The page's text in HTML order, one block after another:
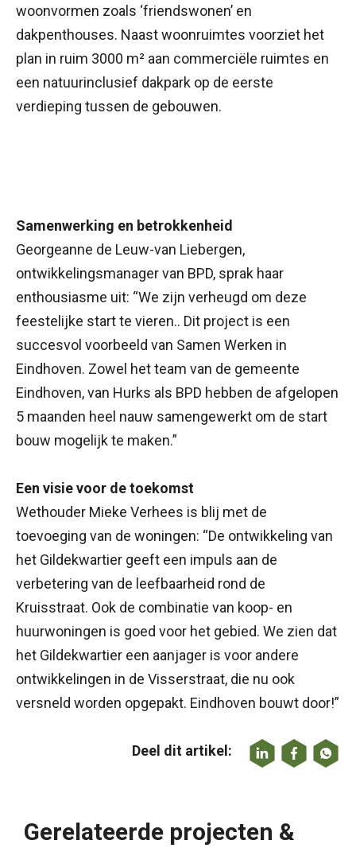
woonvormen zoals ‘friendswonen’ en
dakpenthouses. Naast woonruimtes voorziet het
plan in ruim 3000 m² aan commerciële ruimtes en
een natuurinclusief dakpark op de eerste
verdieping tussen de gebouwen.
Samenwerking en betrokkenheid
Georgeanne de Leuw-van Liebergen,
ontwikkelingsmanager van BPD, sprak haar
enthousiasme uit: “We zijn verheugd om deze
feestelijke start te vieren.. Dit project is een
succesvol voorbeeld van Samen Werken in
Eindhoven. Zowel het team van de gemeente
Eindhoven, van Hurks als BPD hebben de afgelopen
5 maanden heel nauw samengewerkt om de start
bouw mogelijk te maken.”
Een visie voor de toekomst
Wethouder Mieke Verhees is blij met de
toevoeging van de woningen: “De ontwikkeling van
het Gildekwartier geeft een impuls aan de
verbetering van de leefbaarheid rond de
Kruisstraat. Ook de combinatie van koop- en
huurwoningen is goed voor het gebied. We zien dat
het Gildekwartier een aanjager is voor andere
ontwikkelingen in de Visserstraat, die nu ook
versneld worden opgepakt. Eindhoven bouwt door!”
Deel dit artikel:
Gerelateerde projecten &